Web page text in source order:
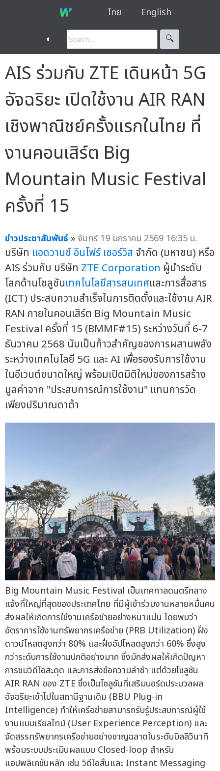
ไทย English
◐ 🔍︎
AIS ร่วมกับ ZTE เดินหน้า 5G
อัจฉริยะ เปิดใช้งาน AIR RAN
เชิงพาณิชย์ครั้งแรกในไทย ที่
งานคอนเสิร์ต Big
Mountain Music Festival
ครั้งที่ 15
ข่าวประชาสัมพันธ์ » จันทร์ 19 มกราคม 2569 16:35 น.
บริษัท แอดวานซ์ อินโฟร์ เซอร์วิสจำกัด (มหาชน) หรือ
AIS ร่วมกับ บริษัท ZTE Corporation ผู้นำระดับ
โลกด้านโซลูชันเทคโนโลยีสารสนเทศและการสื่อสาร
(ICT) ประสบความสำเร็จในการติดตั้งและใช้งาน AIR
RAN ภายในคอนเสิร์ต Big Mountain Music
Festival ครั้งที่ 15 (BMMF#15) ระหว่างวันที่ 6-7
ธันวาคม 2568 นับเป็นก้าวสำคัญของการผสานพลัง
ระหว่างเทคโนโลยี 5G และ AI เพื่อรองรับการใช้งาน
ในอีเวนต์ขนาดใหญ่ พร้อมเปิดมิติใหม่ของการสร้าง
มูลค่าจาก "ประสบการณ์การใช้งาน" แทนการวัด
เพียงปริมาณดาต้า
Big Mountain Music Festival เป็นเทศกาลดนตรีกลาง
แจ้งที่ใหญ่ที่สุดของประเทศไทย ที่มีผู้เข้าร่วมงานหลายหมื่นคน
ส่งผลให้เกิดการใช้งานเครือข่ายอย่างหนาแน่น โดยพบว่า
อัตราการใช้งานทรัพยากรเครือข่าย (PRB Utilization) ฝั่ง
ดาวน์โหลดสูงกว่า 80% และฝั่งอัปโหลดสูงกว่า 60% ซึ่งสูง
กว่าระดับการใช้งานปกติอย่างมาก ซึ่งมักส่งผลให้เกิดปัญหา
การชมวิดีโอสะดุด และการส่งข้อความล่าช้า แต่ด้วยโซลูชัน
AIR RAN ของ ZTE ซึ่งเป็นโซลูชันที่เสริมบอร์ดประมวลผล
อัจฉริยะเข้าไปในสถานีฐานเดิม (BBU Plug-in
Intelligence) ทำให้เครือข่ายสามารถรับรู้ประสบการณ์ผู้ใช้
งานแบบเรียลไทม์ (User Experience Perception) และ
จัดสรรทรัพยากรเครือข่ายอย่างชาญฉลาดในระดับมิลลิวินาที
พร้อมระบบประเมินผลแบบ Closed-loop สำหรับ
แอปพลิเคชันหลัก เช่น วิดีโอสั้นและ Instant Messaging